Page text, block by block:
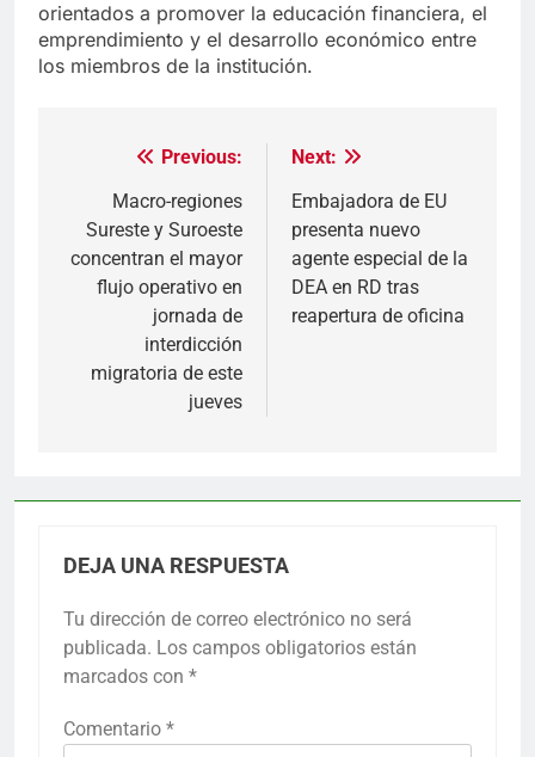
orientados a promover la educación financiera, el
emprendimiento y el desarrollo económico entre
los miembros de la institución.
Navegación
entradas
Previous:
Macro-regiones
Sureste y Suroeste
concentran el mayor
flujo operativo en
jornada de
interdicción
migratoria de este
jueves
Next:
Embajadora de EU
presenta nuevo
agente especial de la
DEA en RD tras
reapertura de oficina
DEJA UNA RESPUESTA
Tu dirección de correo electrónico no será
publicada. Los campos obligatorios están
marcados con *
Comentario *